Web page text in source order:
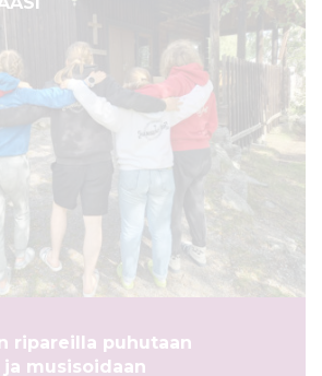
ripareilla puhutaan
musisoidaan